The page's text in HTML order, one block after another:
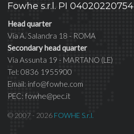
Fowhe s.r.l. PI 04020220754
Head quarter
Via A. Salandra 18 - ROMA
Secondary head quarter
Via Assunta 19 - MARTANO (LE)
Tel: 0836 1955900
Email: info@fowhe.com
PEC: fowhe@pec.it
© 2007 - 2026 FOWHE S.r.l.